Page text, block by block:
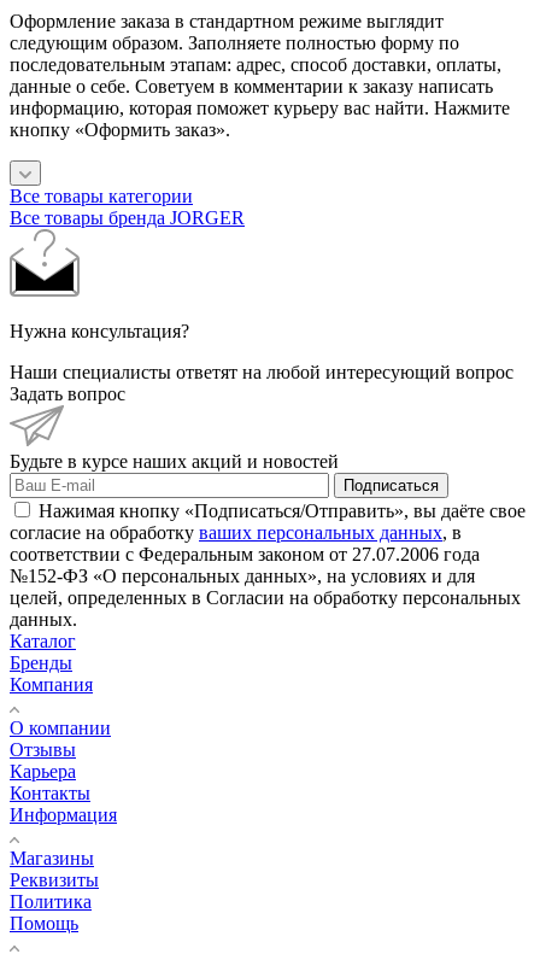
Оформление заказа в стандартном режиме выглядит
следующим образом. Заполняете полностью форму по
последовательным этапам: адрес, способ доставки, оплаты,
данные о себе. Советуем в комментарии к заказу написать
информацию, которая поможет курьеру вас найти. Нажмите
кнопку «Оформить заказ».
Все товары категории
Все товары бренда JORGER
Нужна консультация?
Наши специалисты ответят на любой интересующий вопрос
Задать вопрос
Будьте в курсе наших акций и новостей
Подписаться
Нажимая кнопку «Подписаться/Отправить», вы даёте свое
согласие на обработку ваших персональных данных, в
соответствии с Федеральным законом от 27.07.2006 года
№152-ФЗ «О персональных данных», на условиях и для
целей, определенных в Согласии на обработку персональных
данных.
Каталог
Бренды
Компания
О компании
Отзывы
Карьера
Контакты
Информация
Магазины
Реквизиты
Политика
Помощь